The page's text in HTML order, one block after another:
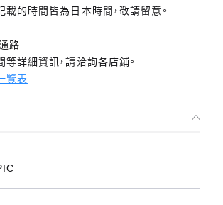
的時間皆為日本時間，敬請留意。
路
詳細資訊，請洽詢各店鋪。
覽表